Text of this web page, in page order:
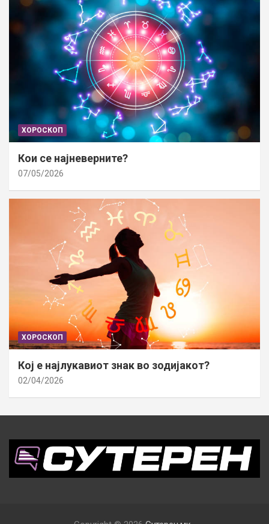
ХОРОСКОП
Кои се најневерните?
07/05/2026
ХОРОСКОП
Кој е најлукавиот знак во зодијакот?
02/04/2026